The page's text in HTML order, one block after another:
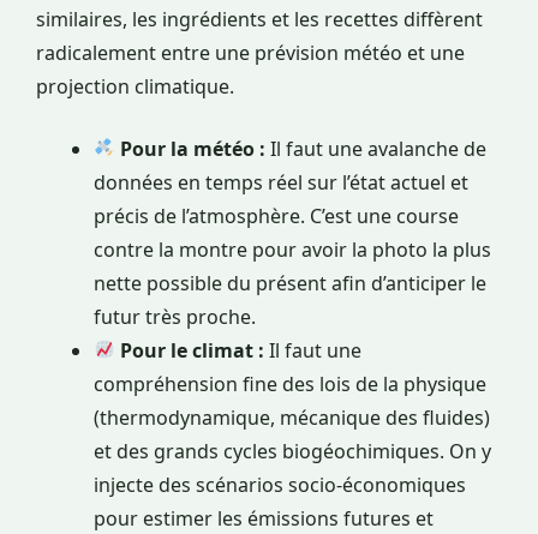
similaires, les ingrédients et les recettes diffèrent
radicalement entre une prévision météo et une
projection climatique.
Pour la météo : Il faut une avalanche de
données en temps réel sur l’état actuel et
précis de l’atmosphère. C’est une course
contre la montre pour avoir la photo la plus
nette possible du présent afin d’anticiper le
futur très proche.
Pour le climat : Il faut une
compréhension fine des lois de la physique
(thermodynamique, mécanique des fluides)
et des grands cycles biogéochimiques. On y
injecte des scénarios socio-économiques
pour estimer les émissions futures et